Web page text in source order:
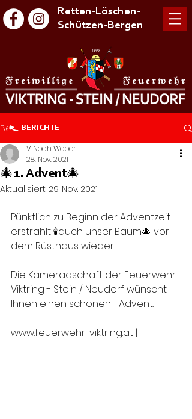
Retten-Löschen-
Schützen-Bergen
Beitrag
🎄1. Advent🎄
V Noah Weber
28. Nov. 2021
Aktualisiert: 29. Nov. 2021
Pünktlich zu Beginn der Adventzeit
erstrahlt 🕯auch unser Baum🎄 vor
dem Rüsthaus wieder.
Die Kameradschaft der Feuerwehr
Viktring - Stein / Neudorf wünscht
Ihnen einen schönen 1. Advent.
www.feuerwehr-viktring.at |
BERICHTE